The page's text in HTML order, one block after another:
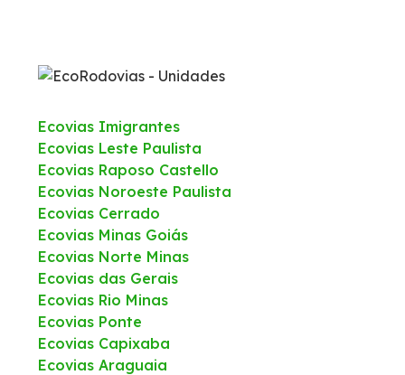
Ecovias Imigrantes
Ecovias Leste Paulista
Ecovias Raposo Castello
Ecovias Noroeste Paulista
Ecovias Cerrado
Ecovias Minas Goiás
Ecovias Norte Minas
Ecovias das Gerais
Ecovias Rio Minas
Ecovias Ponte
Ecovias Capixaba
Ecovias Araguaia